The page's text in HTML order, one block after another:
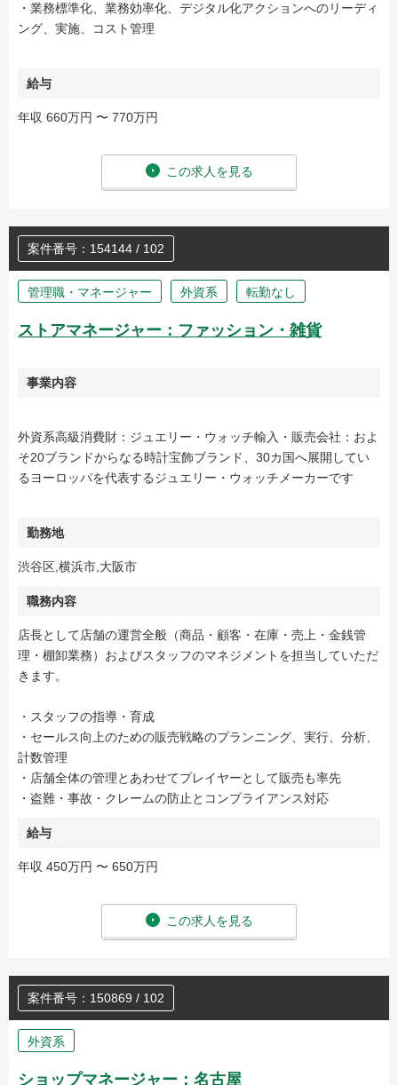
・業務標準化、業務効率化、デジタル化アクションへのリーディ
ング、実施、コスト管理
給与
年収 660万円 〜 770万円
この求人を見る
案件番号：154144 / 102
管理職・マネージャー 外資系 転勤なし
ストアマネージャー：ファッション・雑貨
事業内容
外資系高級消費財：ジュエリー・ウォッチ輸入・販売会社：およ
そ20ブランドからなる時計宝飾ブランド、30カ国へ展開してい
るヨーロッパを代表するジュエリー・ウォッチメーカーです
勤務地
渋谷区,横浜市,大阪市
職務内容
店長として店舗の運営全般（商品・顧客・在庫・売上・金銭管
理・棚卸業務）およびスタッフのマネジメントを担当していただ
きます。
・スタッフの指導・育成
・セールス向上のための販売戦略のプランニング、実行、分析、
計数管理
・店舗全体の管理とあわせてプレイヤーとして販売も率先
・盗難・事故・クレームの防止とコンプライアンス対応
給与
年収 450万円 〜 650万円
この求人を見る
案件番号：150869 / 102
外資系
ショップマネージャー：名古屋